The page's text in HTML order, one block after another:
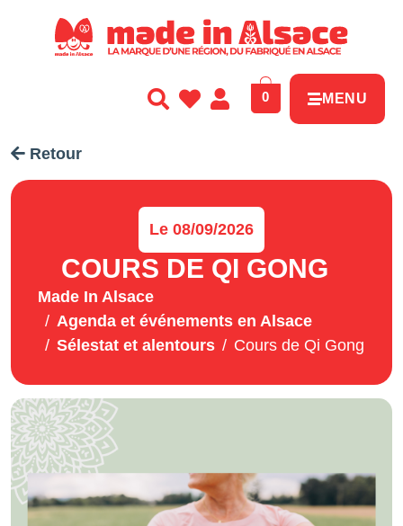
0 MENU
Retour
Le 08/09/2026
COURS DE QI GONG
Made In Alsace
Agenda et événements en Alsace
Sélestat et alentours
Cours de Qi Gong